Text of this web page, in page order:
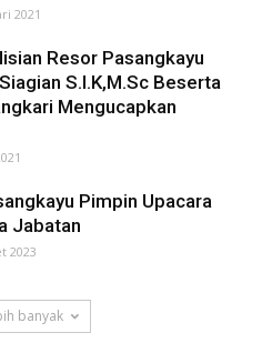
2021
Resor Pasangkayu
S.I.K,M.Sc Beserta
Mengucapkan
Pimpin Upacara
Jabatan
2023
banyak